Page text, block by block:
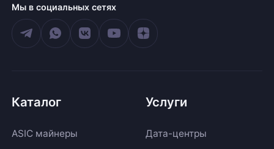
Мы в социальных сетях
Каталог
ASIC майнеры
Услуги
Дата-центры